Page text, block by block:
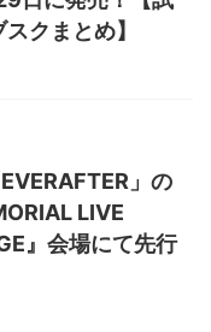
クまとめ】
」の
LIVE
』会場にて先行